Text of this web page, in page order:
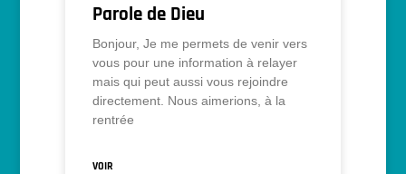
Parole de Dieu
Bonjour, Je me permets de venir vers
vous pour une information à relayer
mais qui peut aussi vous rejoindre
directement. Nous aimerions, à la
rentrée
VOIR